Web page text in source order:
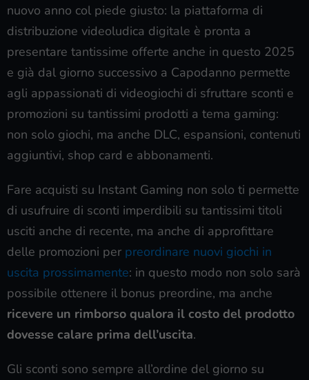
nuovo anno col piede giusto: la piattaforma di
distribuzione videoludica digitale è pronta a
presentare tantissime offerte anche in questo 2025
e già dal giorno successivo a Capodanno permette
agli appassionati di videogiochi di sfruttare sconti e
promozioni su tantissimi prodotti a tema gaming:
non solo giochi, ma anche DLC, espansioni, contenuti
aggiuntivi, shop card e abbonamenti.
Fare acquisti su Instant Gaming non solo ti permette
di usufruire di sconti imperdibili su tantissimi titoli
usciti anche di recente, ma anche di approfittare
delle promozioni per preordinare nuovi giochi in
uscita prossimamente: in questo modo non solo sarà
possibile ottenere il bonus preordine, ma anche
ricevere un rimborso qualora il costo del prodotto
dovesse calare prima dell’uscita.
Gli sconti sono sempre all’ordine del giorno su